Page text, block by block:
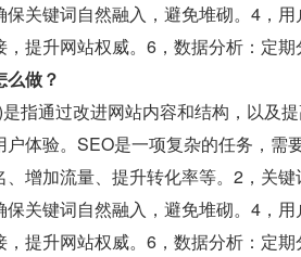
关键词自然融入，避免堆砌。4，
提升网站权威。6，数据分析：定
做？
指通过改进网站内容和结构，以及
户体验。SEO是一项复杂的任务，
增加流量、提升转化率等。2，关
关键词自然融入，避免堆砌。4，
提升网站权威。6，数据分析：定